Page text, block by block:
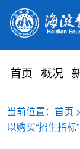
首页 概况
当前位置： 首页 >
以购买“招生指标